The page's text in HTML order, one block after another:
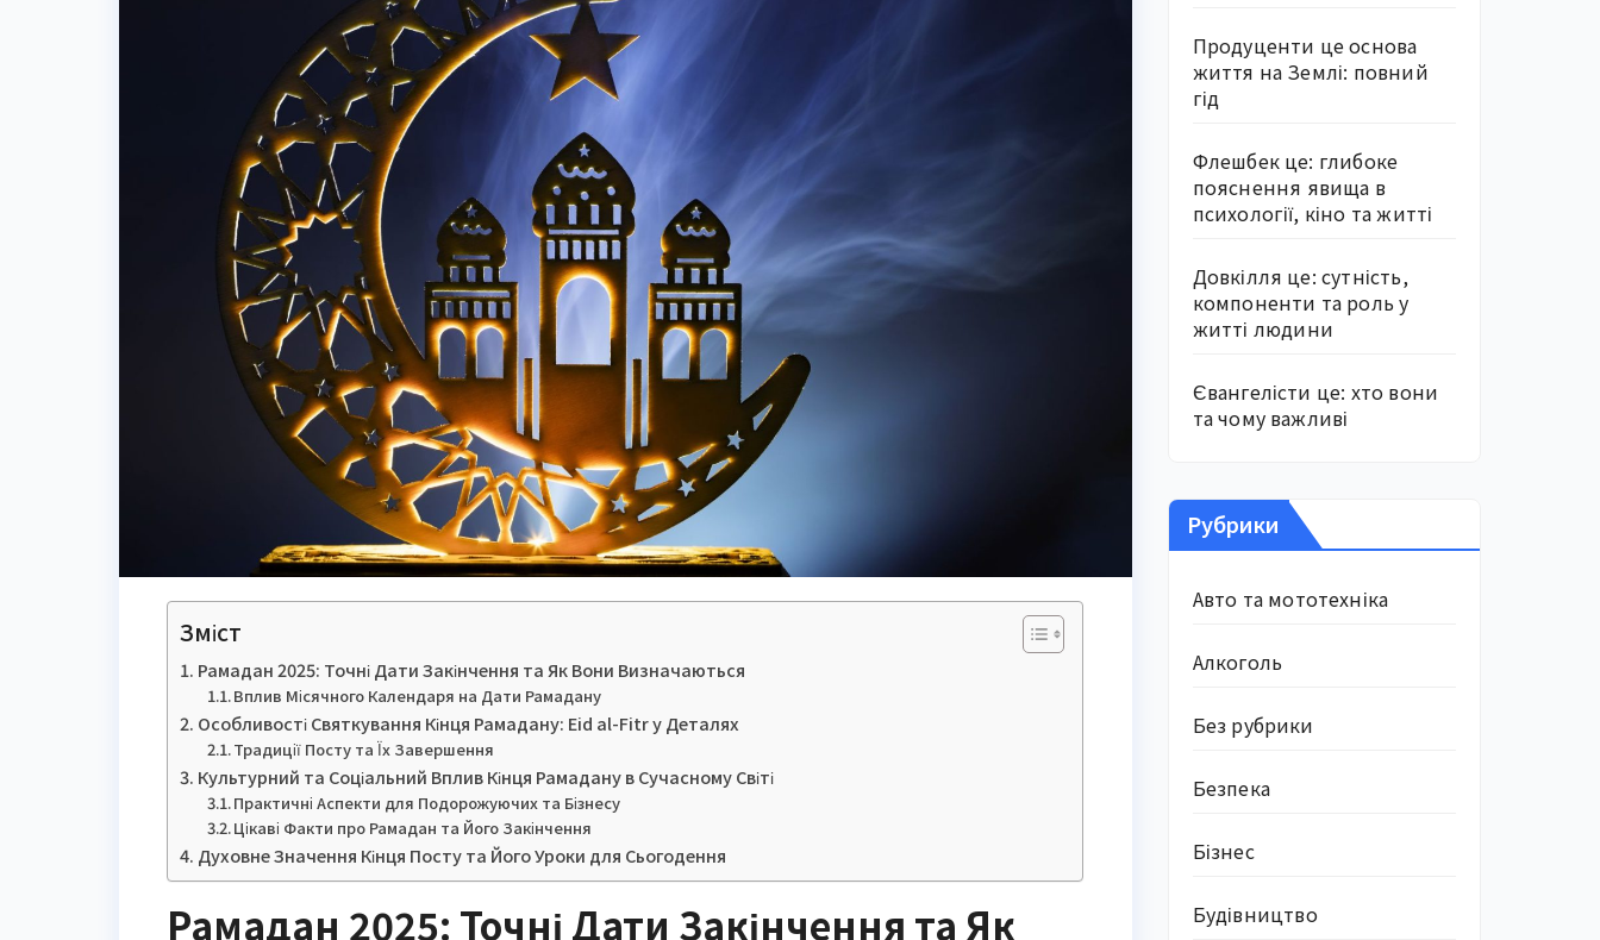
Зміст
Рамадан 2025: Точні Дати Закінчення та Як Вони Визначаються
Вплив Місячного Календаря на Дати Рамадану
Особливості Святкування Кінця Рамадану: Eid al-Fitr у Деталях
Традиції Посту та Їх Завершення
Культурний та Соціальний Вплив Кінця Рамадану в Сучасному Світі
Практичні Аспекти для Подорожуючих та Бізнесу
Цікаві Факти про Рамадан та Його Закінчення
Духовне Значення Кінця Посту та Його Уроки для Сьогодення
Рамадан 2025: Точні Дати Закінчення та Як
Продуценти це основа
життя на Землі: повний
гід
Флешбек це: глибоке
пояснення явища в
психології, кіно та житті
Довкілля це: сутність,
компоненти та роль у
житті людини
Євангелісти це: хто вони
та чому важливі
Рубрики
Авто та мототехніка
Алкоголь
Без рубрики
Безпека
Бізнес
Будівництво